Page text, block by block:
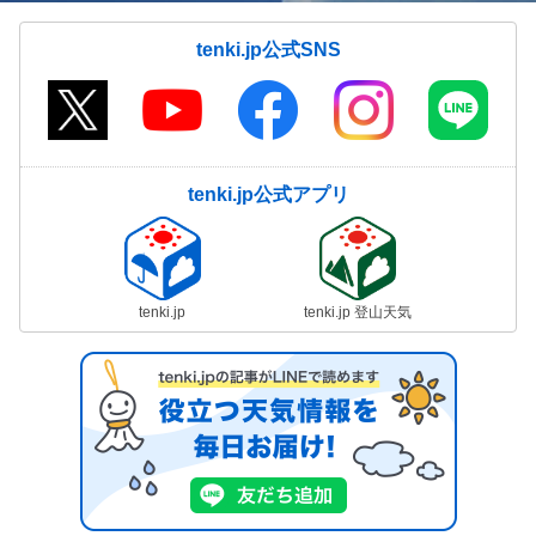
tenki.jp公式SNS
tenki.jp公式アプリ
tenki.jp tenki.jp 登山天気